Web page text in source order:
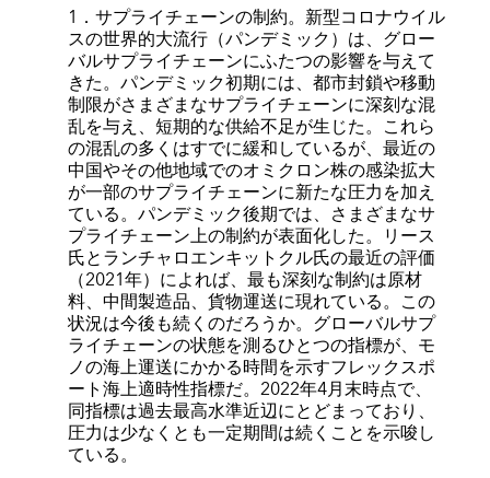
1．サプライチェーンの制約。新型コロナウイル
スの世界的大流行（パンデミック）は、グロー
バルサプライチェーンにふたつの影響を与えて
きた。パンデミック初期には、都市封鎖や移動
制限がさまざまなサプライチェーンに深刻な混
乱を与え、短期的な供給不足が生じた。これら
の混乱の多くはすでに緩和しているが、最近の
中国やその他地域でのオミクロン株の感染拡大
が一部のサプライチェーンに新たな圧力を加え
ている。パンデミック後期では、さまざまなサ
プライチェーン上の制約が表面化した。リース
氏とランチャロエンキットクル氏の最近の評価
（2021年）によれば、最も深刻な制約は原材
料、中間製造品、貨物運送に現れている。この
状況は今後も続くのだろうか。グローバルサプ
ライチェーンの状態を測るひとつの指標が、モ
ノの海上運送にかかる時間を示すフレックスポ
ート海上適時性指標だ。2022年4月末時点で、
同指標は過去最高水準近辺にとどまっており、
圧力は少なくとも一定期間は続くことを示唆し
ている。